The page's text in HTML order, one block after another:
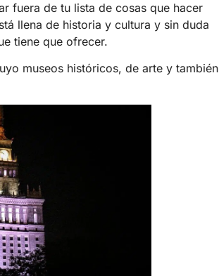
fuera de tu lista de cosas que hacer
llena de historia y cultura y sin duda
tiene que ofrecer.
museos históricos, de arte y también